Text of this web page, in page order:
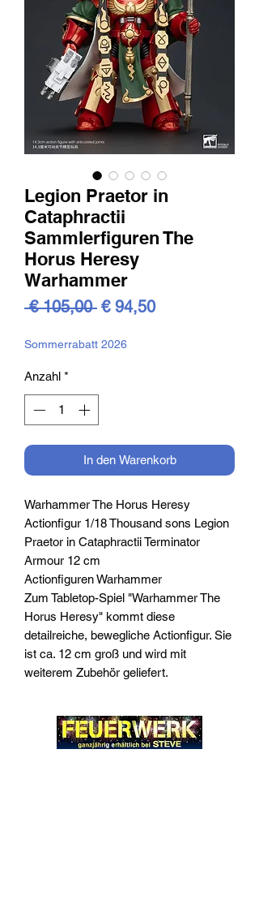
Legion Praetor in
Cataphractii
Sammlerfiguren The
Horus Heresy
Warhammer
€ 105,00 Standardpreis
€ 94,50Sale-
Sommerrabatt 2026
Anzahl *
In den Warenkorb
Warhammer The Horus Heresy
Actionfigur 1/18 Thousand sons Legion
Praetor in Cataphractii Terminator
Armour 12 cm
Actionfiguren Warhammer
Zum Tabletop-Spiel "Warhammer The
Horus Heresy" kommt diese
detailreiche, bewegliche Actionfigur. Sie
ist ca. 12 cm groß und wird mit
weiterem Zubehör geliefert.